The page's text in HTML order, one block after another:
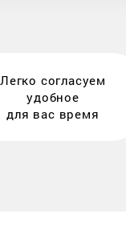
Легко согласуем
удобное
для вас время